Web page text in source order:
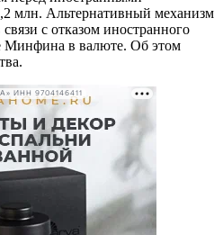
млн. Альтернативный механизм
с отказом иностранного
Минфина в валюте. Об этом
ИНН 9704146411